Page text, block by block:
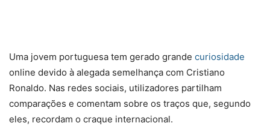
Uma jovem portuguesa tem gerado grande curiosidade
online devido à alegada semelhança com Cristiano
Ronaldo. Nas redes sociais, utilizadores partilham
comparações e comentam sobre os traços que, segundo
eles, recordam o craque internacional.